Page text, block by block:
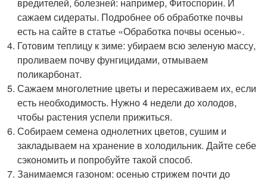
сажаем сидераты. Подробнее об обработке почвы
есть на сайте в статье «Обработка почвы осенью».
Готовим теплицу к зиме: убираем всю зеленую массу,
проливаем почву фунгицидами, отмываем
поликарбонат.
Сажаем многолетние цветы и пересаживаем их, если
есть необходимость. Нужно 4 недели до холодов,
чтобы растения успели прижиться.
Собираем семена однолетних цветов, сушим и
закладываем на хранение в холодильник. Дайте себе
сэкономить и попробуйте такой способ.
Занимаемся газоном: осенью стрижем почти до